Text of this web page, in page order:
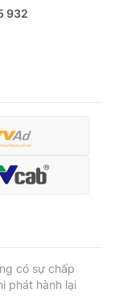
932
có sự chấp
phát hành lại